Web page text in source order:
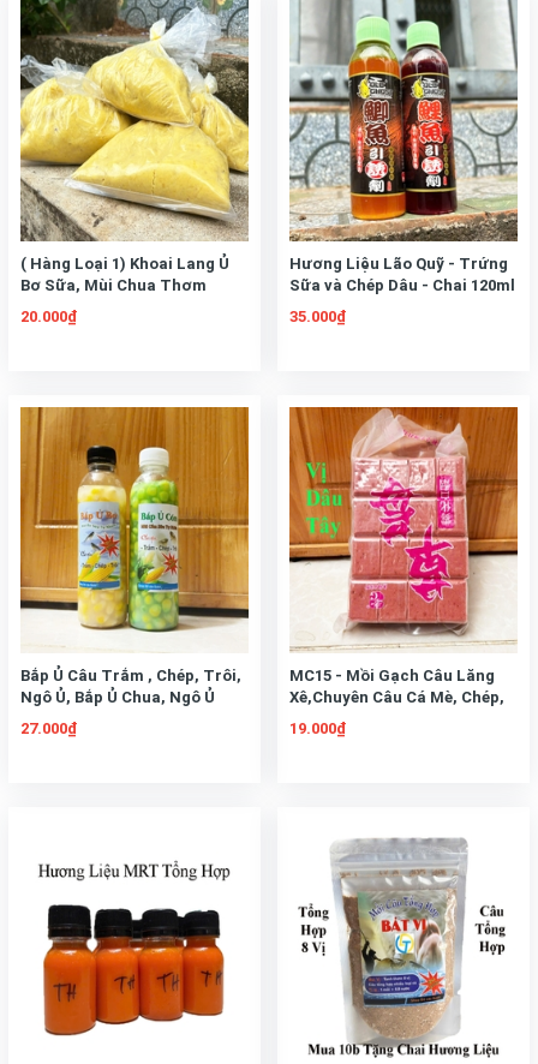
( Hàng Loại 1) Khoai Lang Ủ
Bơ Sữa, Mùi Chua Thơm
Hương Bơ và Sữa. Dùng Câu
Chép Trôi, Rô Phi
20.000₫
Hương Liệu Lão Quỹ - Trứng
Sữa và Chép Dâu - Chai 120ml
- Hương liệu chuyên câu cá
35.000₫
Bắp Ủ Câu Trắm , Chép, Trôi,
Ngô Ủ, Bắp Ủ Chua, Ngô Ủ
Thơm
27.000₫
MC15 - Mồi Gạch Câu Lăng
Xê,Chuyên Câu Cá Mè, Chép,
Trôi, Thời Gian Tan Mồi 3h
19.000₫